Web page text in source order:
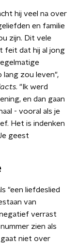
hij veel na over
en familie
zijn. Dit vele
feit dat hij al jong
lang zou leven",
. "Ik werd
en dan gaan
- vooral als je
Het is indenken
geest
"een liefdeslied
van
verrast
zien als
niet over